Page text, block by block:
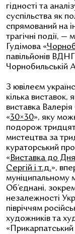
гідності та
суспільства як
спрямований на
трагічні події,
Гудімова «
павільйонів
Чорнобильській
З ювілеєм
кілька виставок,
виставка
«30×30», яку
подорож
мистецтва за
кураторський
« Виставка до
Сергій і т.д.»,
муніципальному
Об’єднані,
незалежності
півріччям
художників та